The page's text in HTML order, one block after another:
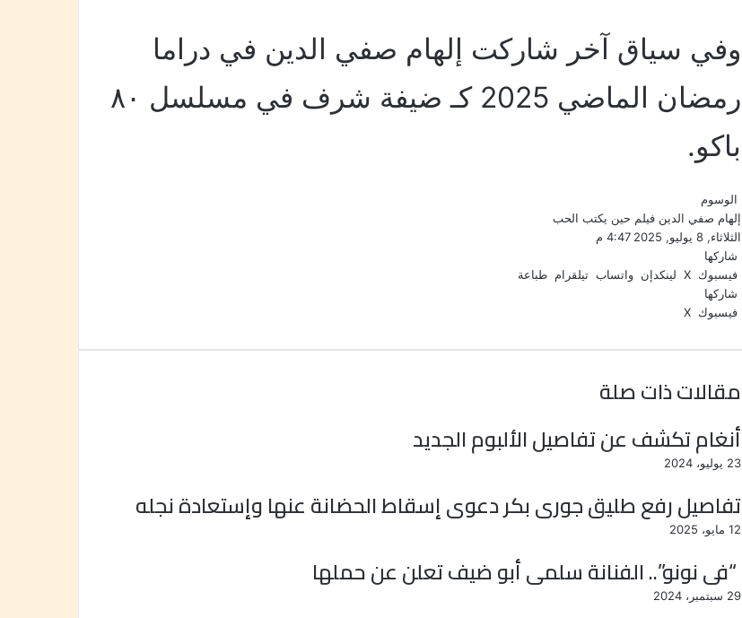
وفي سياق آخر شاركت إلهام صفي الدين في دراما
رمضان الماضي 2025 كـ ضيفة شرف في مسلسل ٨٠
باكو.
الوسوم
إلهام صفي الدين فيلم حين يكتب الحب
الثلاثاء, 8 يوليو, 2025 4:47 م
شاركها
فيسبوك ‫X لينكدإن واتساب تيلقرام طباعة
شاركها
فيسبوك ‫X
ن
س
ت
ت
ا
ل
ر
ا
ك
ب
ر
ل
د
ا
ة
مقالات ذات صلة
أنغام تكشف عن تفاصيل الألبوم الجديد
23 يوليو، 2024
تفاصيل رفع طليق جورى بكر دعوى إسقاط الحضانة عنها وإستعادة نجله
12 مايو، 2025
“فى نونو”.. الفنانة سلمى أبو ضيف تعلن عن حملها
29 سبتمبر، 2024